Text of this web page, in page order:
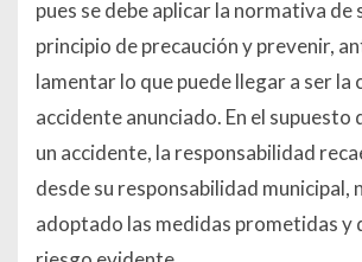
pues se debe aplicar la normativa de
principio de precaución y prevenir,
lamentar lo que puede llegar a ser la
accidente anunciado. En el supuesto
un accidente, la responsabilidad
desde su responsabilidad municipal,
adoptado las medidas prometidas y